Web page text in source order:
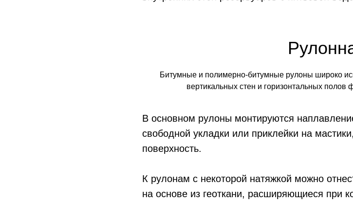
Битумные и полимерно-битумные рулоны широко
вертикальных стен и горизонтальных полов
В основном рулоны монтируются
свободной укладки или приклейки на
поверхность.
К рулонам с некоторой натяжкой можно
на основе из геоткани, расширяющиеся при